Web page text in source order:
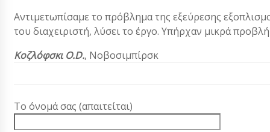
Αντιμετωπίσαμε το πρόβλημα της εξεύρεσης
του διαχειριστή, λύσει το έργο. Υπήρχαν μικρά
Κοζλόφσκι O.D., Νοβοσιμπίρσκ
Το όνομά σας (απαιτείται)